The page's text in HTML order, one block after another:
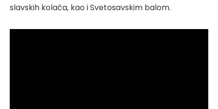
slavskih kolača, kao i Svetosavskim balom.